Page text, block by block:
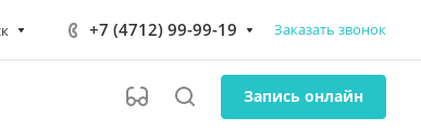
+7 (4712) 99-99-19 Заказать звонок
Запись онлайн